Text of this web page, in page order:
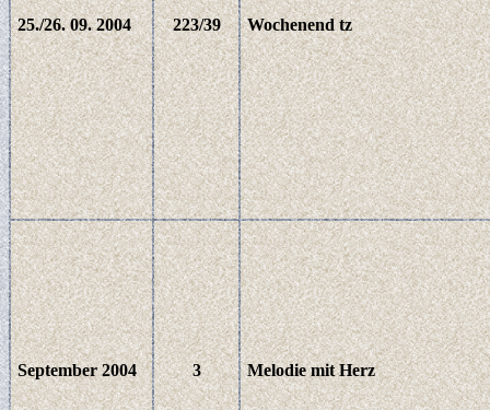
25./26. 09. 2004 223/39 Wochenend tz
September 2004 3 Melodie mit Herz